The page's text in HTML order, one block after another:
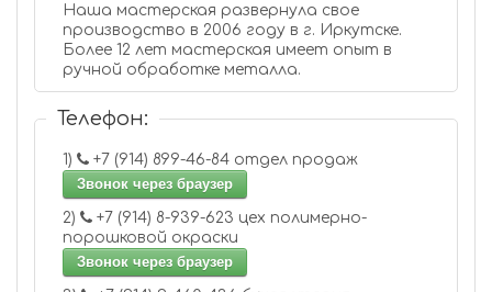
Наша мастерская развернула свое
производство в 2006 году в г. Иркутске.
Более 12 лет мастерская имеет опыт в
ручной обработке металла.
Телефон:
1)
+7 (914) 899-46-84 отдел продаж
Звонок через браузер
2)
порошковой окраски
Звонок через браузер